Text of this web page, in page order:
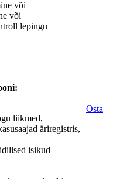
või
või
lepingu
liikmed,
äriregistris,
isikud
Osta